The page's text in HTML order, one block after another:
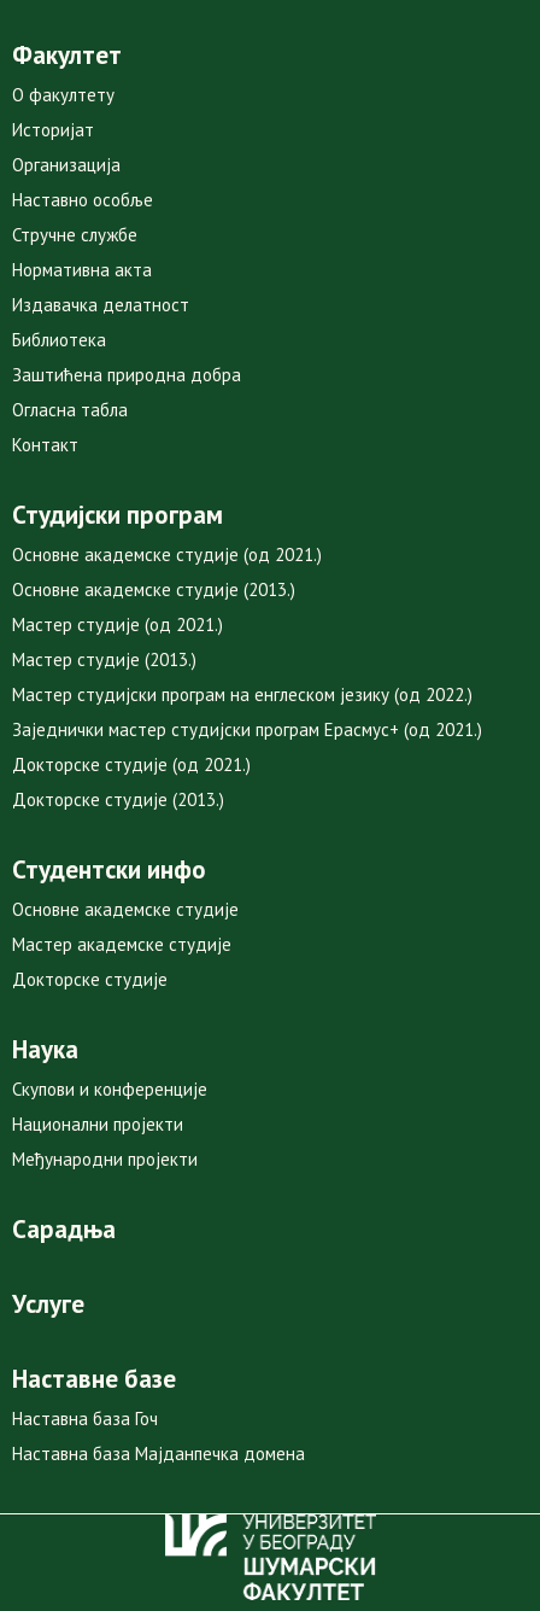
Факултет
О факултету
Историјат
Организација
Наставно особље
Стручне службе
Нормативна акта
Издавачка делатност
Библиотека
Заштићена природна добра
Огласна табла
Контакт
Студијски програм
Основне академске студије (од 2021.)
Основне академске студије (2013.)
Мастер студије (од 2021.)
Мастер студије (2013.)
Мастер студијски програм на енглеском језику (од 2022.)
Заједнички мастер студијски програм Ерасмус+ (од 2021.)
Докторске студије (од 2021.)
Докторске студије (2013.)
Студентски инфо
Основне академске студије
Мастер академске студије
Докторске студије
Наука
Скупови и конференције
Национални пројекти
Међународни пројекти
Сарадња
Услуге
Наставне базе
Наставна база Гоч
Наставна база Мајданпечка домена